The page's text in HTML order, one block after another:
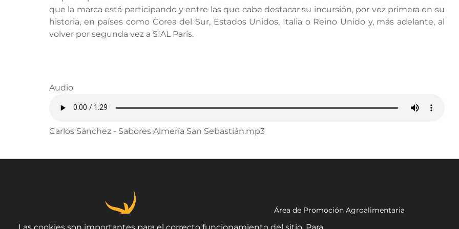
que la marca está participando y entre las que cabe destacar su incursión, por vez primera en su
historia, en países como Corea del Sur, Estados Unidos, Italia o Reino Unido y, más adelante, al
volver por segunda vez a SIAL París.
Audio
Carlos Sánchez - Sabores Almería San Sebastián.mp3
Área de Promoción Agroalimentaria